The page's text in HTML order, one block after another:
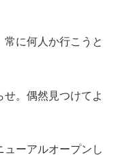
に何人か行こうと
。偶然見つけてよ
ーアルオープンし